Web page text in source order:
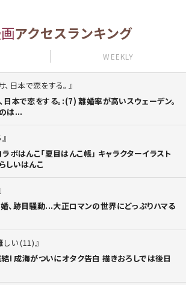
アクセスランキング
WEEKLY
日本で恋をする。
日本で恋をする。:(7) 離婚率が高いスウェーデン。
は...
ラボはんこ「夏目はんこ帳」 キャラクターイラスト
しいはんこ
、跡目騒動...大正ロマンの世界にどっぷりハマる
しい (11)
結! 成海がついにオタク告白 描きおろしでは後日